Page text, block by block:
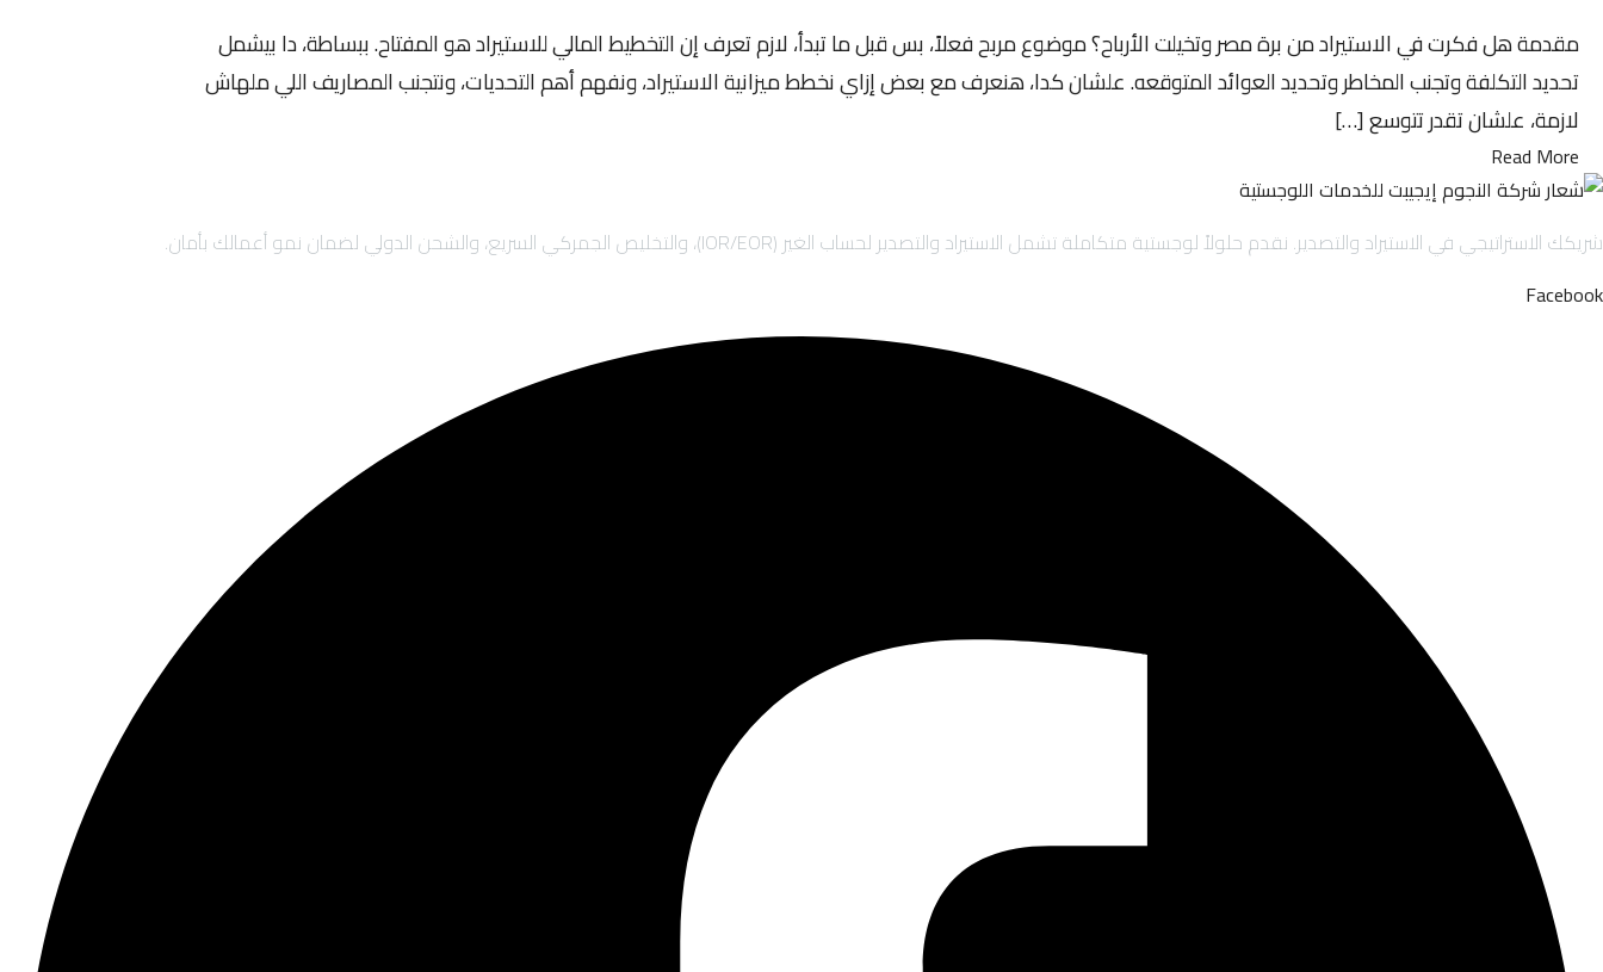
مقدمة هل فكرت في الاستيراد من برة مصر وتخيلت الأرباح؟ موضوع مربح فعلاً، بس قبل ما تبدأ، لازم تعرف إن التخطيط المالي للاستيراد هو المفتاح. ببساطة، دا بيشمل
تحديد التكلفة وتجنب المخاطر وتحديد العوائد المتوقعه. علشان كدا، هنعرف مع بعض إزاي نخطط ميزانية الاستيراد، ونفهم أهم التحديات، ونتجنب المصاريف اللي ملهاش
لازمة، علشان تقدر تتوسع […]
Read More
شريكك الاستراتيجي في الاستيراد والتصدير. نقدم حلولاً لوجستية متكاملة تشمل الاستيراد والتصدير لحساب الغير (IOR/EOR)، والتخليص الجمركي السريع، والشحن الدولي لضمان نمو أعمالك بأمان.
Facebook